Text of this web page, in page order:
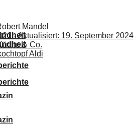
Mandel
- Aktualisiert: 19. September 2024
& Co.